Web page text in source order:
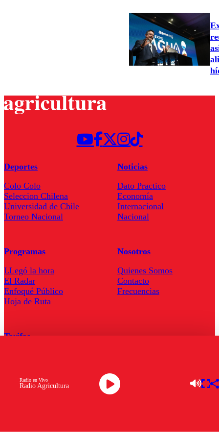
Radio Agricultura
Radio en Vivo
Deportes
Colo Colo
Seleccion Chilena
Universidad de Chile
Torneo Nacional
Noticias
Dato Practico
Economía
Internacional
Nacional
Programas
LLegó la hora
El Radar
Enfoqué Público
Hoja de Ruta
Nosotros
Quienes Somos
Contacto
Frecuencias
Tarifas
Descarga la APP